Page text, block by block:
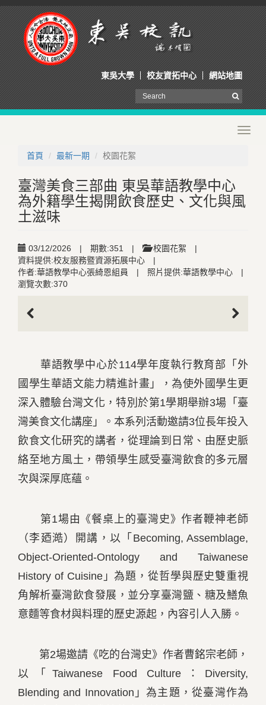
東吳大學 校友資拓中心 網站地圖
首頁
最新一期 校園花絮
臺灣美食三部曲 東吳華語教學中心
為外籍學生揭開飲食歷史、文化與風
土滋味
03/12/2026 | 期數:351 | 校園花絮
|
資料提供:校友服務暨資源拓展中心
|
作者:華語教學中心張綺恩組員
| 照片提供:華語教學中心
|
瀏覽次數:370
華語教學中心於114學年度執行教育部「外
國學生華語文能力精進計畫」，為使外國學生更
深入體驗台灣文化，特別於第1學期舉辦3場「臺
灣美食文化講座」。本系列活動邀請3位長年投入
飲食文化研究的講者，從理論到日常、由歷史脈
絡至地方風土，帶領學生感受臺灣飲食的多元層
次與深厚底蘊。
第1場由《餐桌上的臺灣史》作者鞭神老師
（李廼澔）開講，以「Becoming, Assemblage,
Object-Oriented-Ontology and Taiwanese
History of Cuisine」為題，從哲學與歷史雙重視
角解析臺灣飲食發展，並分享臺灣鹽、糖及鱔魚
意麵等食材與料理的歷史源起，內容引人入勝。
第2場邀請《吃的台灣史》作者曹銘宗老師，
以「Taiwanese Food Culture：Diversity,
Blending and Innovation」為主題，從臺灣作為